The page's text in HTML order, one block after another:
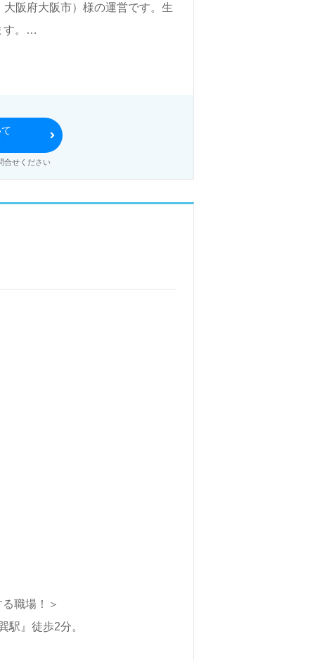
阪府大阪市）様の運営です。生
。
資格/経験を活かしたい』『働き
募集詳細等、担当コンサルタン
わせお待ちしております。
合せください
職場！＞
』徒歩2分。